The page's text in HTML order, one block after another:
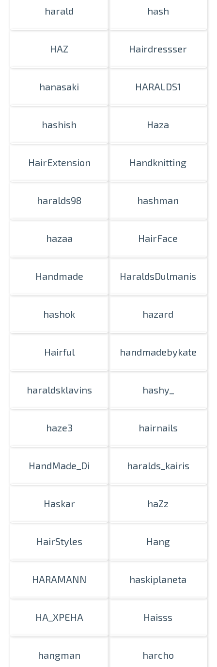
harald hash
HAZ Hairdressser
hanasaki HARALDS1
hashish Haza
HairExtension Handknitting
haralds98 hashman
hazaa HairFace
Handmade HaraldsDulmanis
hashok hazard
Hairful handmadebykate
haraldsklavins hashy_
haze3 hairnails
HandMade_Di haralds_kairis
Haskar haZz
HairStyles Hang
HARAMANN haskiplaneta
HA_XPEHA Haisss
hangman harcho